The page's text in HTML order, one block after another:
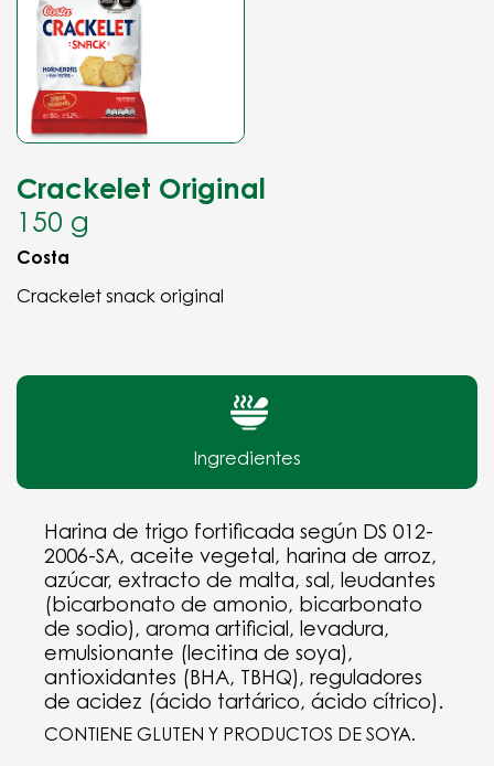
Crackelet Original
150 g
Costa
Crackelet snack original
Ingredientes
Harina de trigo fortificada según DS 012-
2006-SA, aceite vegetal, harina de arroz,
azúcar, extracto de malta, sal, leudantes
(bicarbonato de amonio, bicarbonato
de sodio), aroma artificial, levadura,
emulsionante (lecitina de soya),
antioxidantes (BHA, TBHQ), reguladores
de acidez (ácido tartárico, ácido cítrico).
CONTIENE GLUTEN Y PRODUCTOS DE SOYA.